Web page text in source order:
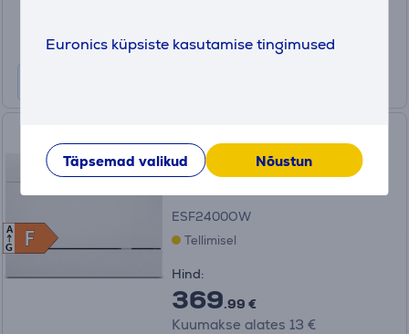
Euronics küpsiste kasutamise tingimused
Täpsemad valikud Nõustun
F
F
A
G
valge - Lauapealne
nõudepesumasin
ESF2400OW
Tellimisel
Hind:
369.99 €
Kuumakse alates 13 €